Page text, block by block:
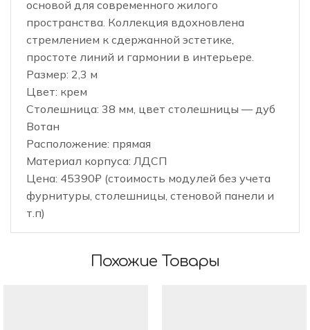
основой для современного жилого
пространства. Коллекция вдохновлена
стремлением к сдержанной эстетике,
простоте линий и гармонии в интерьере.
Размер: 2,3 м
Цвет: крем
Столешница: 38 мм, цвет столешницы — дуб
Вотан
Расположение: прямая
Материал корпуса: ЛДСП
Цена: 45390₽ (стоимость модулей без учета
фурнитуры, столешницы, стеновой панели и
т.п)
Похожие Товары